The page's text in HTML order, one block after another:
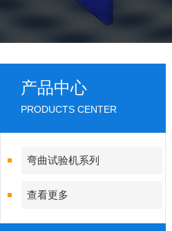
产品中心
PRODUCTS CENTER
弯曲试验机系列
查看更多